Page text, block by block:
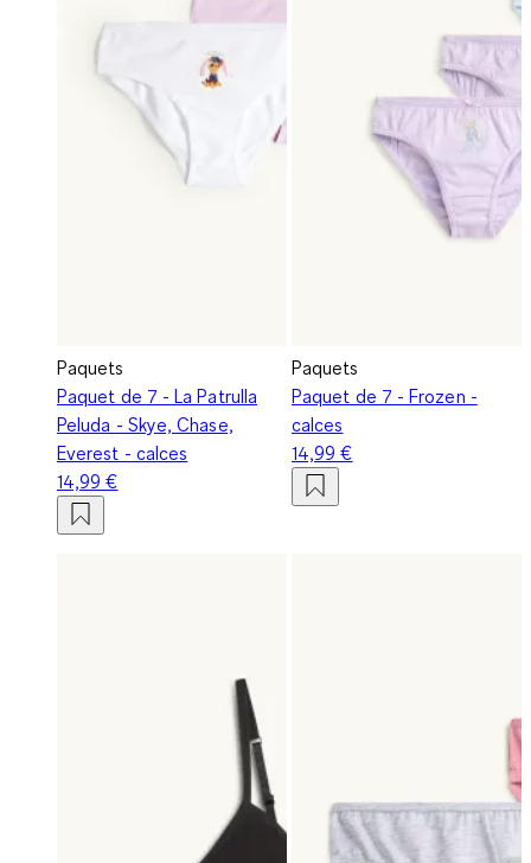
Paquets
Paquet de 7 - La Patrulla
Peluda - Skye, Chase,
Everest - calces
14,99 €
Paquets
Paquet de 7 - Frozen -
calces
14,99 €